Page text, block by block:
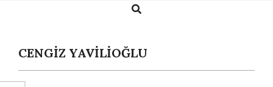
Search
CENGİZ YAVİLİOĞLU